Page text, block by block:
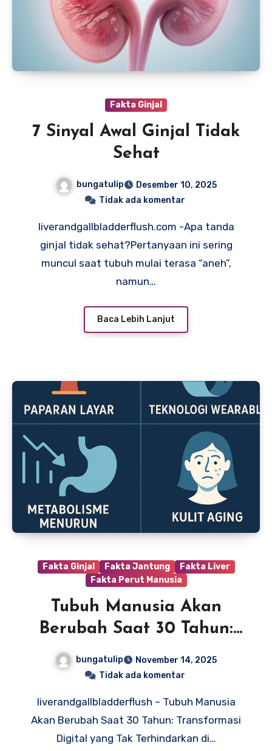
Fakta Ginjal
7 Sinyal Awal Ginjal Tidak
Sehat
bungatulip
Desember 10, 2025
Tidak ada komentar
liverandgallbladderflush.com -Apa tanda
ginjal tidak sehat?Pertanyaan ini sering
muncul saat tubuh mulai terasa “aneh”,
namun…
Baca Lebih Lanjut
Fakta Ginjal Fakta Jantung
Fakta Liver
Fakta Perut Manusia
Tubuh Manusia Akan
Berubah Saat 30 Tahun:
Transformasi Digital yang
Tak Terhindarkan di Era
Teknologi
bungatulip
November 14, 2025
Tidak ada komentar
liverandgallbladderflush – Tubuh Manusia
Akan Berubah Saat 30 Tahun: Transformasi
Digital yang Tak Terhindarkan di…